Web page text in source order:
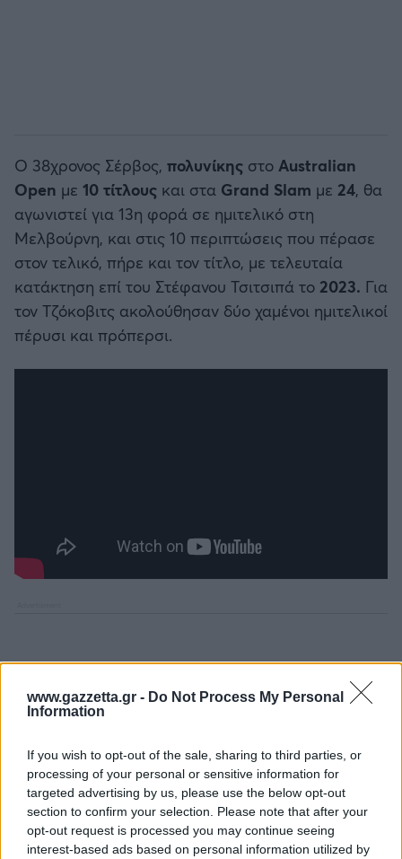
www.gazzetta.gr - Do Not Process My Personal
Information
If you wish to opt-out of the sale, sharing to third parties, or
processing of your personal or sensitive information for
targeted advertising by us, please use the below opt-out
section to confirm your selection. Please note that after your
opt-out request is processed you may continue seeing
interest-based ads based on personal information utilized by
Ο 38χρονος Σέρβος, πολυνίκης στο Australian
Open με 10 τίτλους και στα Grand Slam με 24, θα
αγωνιστεί για 13η φορά σε ημιτελικό στη
Μελβούρνη, και στις 10 περιπτώσεις που πέρασε
στον τελικό, πήρε και τον τίτλο, με τελευταία
κατάκτηση επί του Στέφανου Τσιτσιπά το 2023. Για
τον Τζόκοβιτς ακολούθησαν δύο χαμένοι ημιτελικοί
πέρυσι και πρόπερσι.